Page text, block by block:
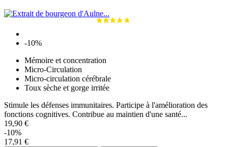
-10%
Mémoire et concentration
Micro-Circulation
Micro-circulation cérébrale
Toux sèche et gorge irritée
Stimule les défenses immunitaires. Participe à l'amélioration des
fonctions cognitives. Contribue au maintien d'une santé...
19,90 €
-10%
17,91 €